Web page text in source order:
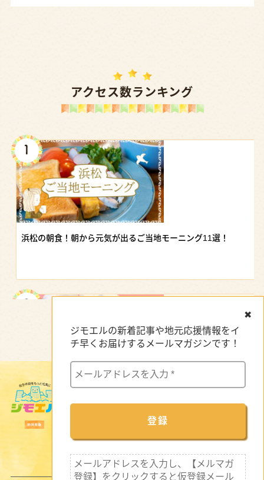
アクセス数ランキング
浜松の朝食！朝から元気が出るご当地モーニング11選！
【浜松駅ビル】おすすめグルメ｜地元の味から駅ナカランチまで
✖
ジモエルの新着記事や地元応援情報をイ
チ早くお届けするメールマガジンです！
メールアドレスを入力し、【メルマガ
登録】をクリックすると仮登録メール
サイトマップ
特集記事
セミナー・イベント情報